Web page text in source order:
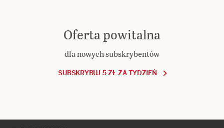
Oferta powitalna
dla nowych subskrybentów
SUBSKRYBUJ 5 ZŁ ZA TYDZIEŃ